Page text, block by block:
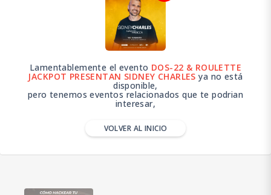
Lamentablemente el evento DOS-22 & ROULETTE
JACKPOT PRESENTAN SIDNEY CHARLES ya no está
disponible,
pero tenemos eventos relacionados que te podrian
interesar,
VOLVER AL INICIO